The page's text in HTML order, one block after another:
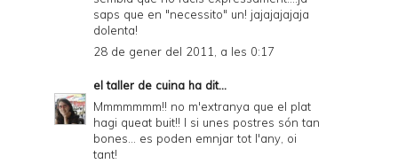
saps que en "necessito" un! jajajajajaja
dolenta!
28 de gener del 2011, a les 0:17
el taller de cuina ha dit...
Mmmmmmm!! no m'extranya que el plat
hagi queat buit!! I si unes postres són tan
bones... es poden emnjar tot l'any, oi
tant!